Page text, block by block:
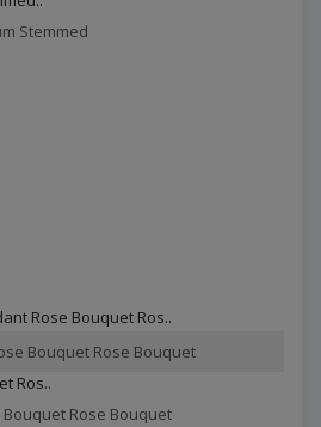
Stemmed
Bouquet Rose Bouquet
Ros..
Rose Bouquet